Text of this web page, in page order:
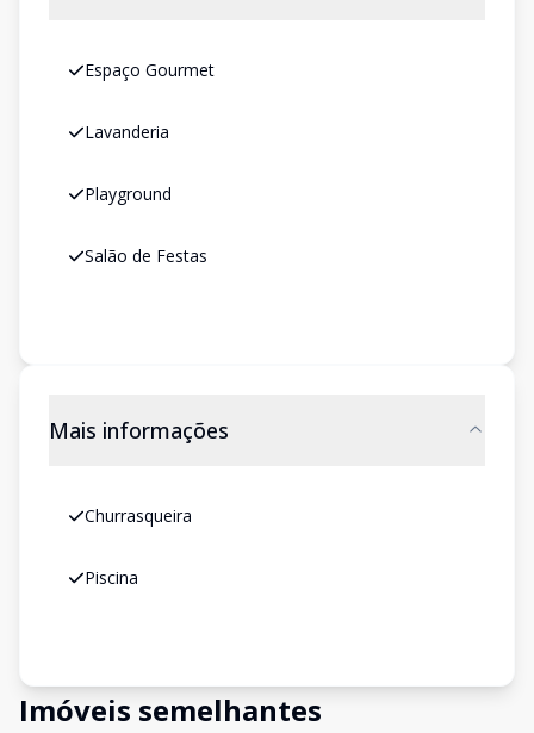
Espaço Gourmet
Lavanderia
Playground
Salão de Festas
Mais informações
Churrasqueira
Piscina
Imóveis semelhantes